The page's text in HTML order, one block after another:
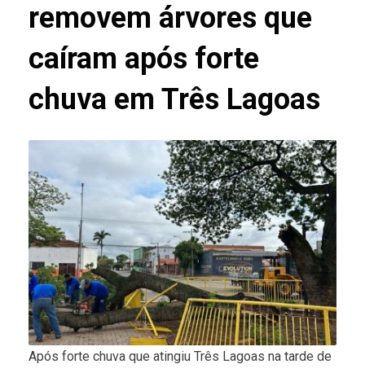
removem árvores que
caíram após forte
chuva em Três Lagoas
Após forte chuva que atingiu Três Lagoas na tarde de